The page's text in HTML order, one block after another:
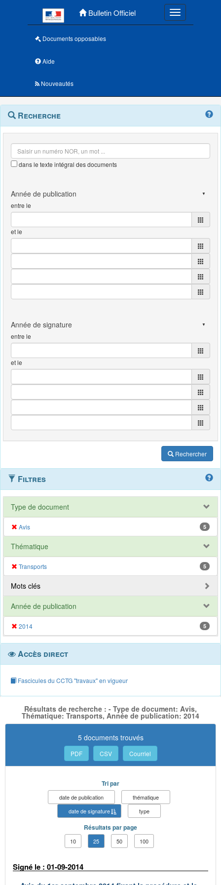
Bulletin Officiel Toggle
Documents opposables
Aide
Nouveautés
Navigation
outils
Menu
contextuel
Recherche
dans le texte intégral des documents
entre le
et le
entre le
et le
Rechercher
Filtres
Type de document
Avis 5
Thématique
Transports 5
Mots clés
Année de publication
2014 5
Accès direct
Fascicules du CCTG "travaux" en vigueur
Résultats de recherche : - Type de document: Avis,
Thématique: Transports, Année de publication: 2014
5 documents trouvés
PDF CSV Courriel
Tri par
date de publication
thématique
date de signature
type
Résultats par page
10 25 50 100
Signé le : 01-09-2014